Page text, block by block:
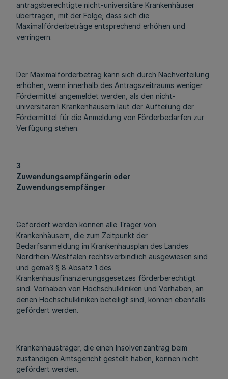
antragsberechtigte nicht-universitäre Krankenhäuser
übertragen, mit der Folge, dass sich die
Maximalförderbeträge entsprechend erhöhen und
verringern.
Der Maximalförderbetrag kann sich durch Nachverteilung
erhöhen, wenn innerhalb des Antragszeitraums weniger
Fördermittel angemeldet werden, als den nicht-
universitären Krankenhäusern laut der Aufteilung der
Fördermittel für die Anmeldung von Förderbedarfen zur
Verfügung stehen.
3
Zuwendungsempfängerin oder
Zuwendungsempfänger
Gefördert werden können alle Träger von
Krankenhäusern, die zum Zeitpunkt der
Bedarfsanmeldung im Krankenhausplan des Landes
Nordrhein-Westfalen rechtsverbindlich ausgewiesen sind
und gemäß § 8 Absatz 1 des
Krankenhausfinanzierungsgesetzes förderberechtigt
sind. Vorhaben von Hochschulkliniken und Vorhaben, an
denen Hochschulkliniken beteiligt sind, können ebenfalls
gefördert werden.
Krankenhausträger, die einen Insolvenzantrag beim
zuständigen Amtsgericht gestellt haben, können nicht
gefördert werden.